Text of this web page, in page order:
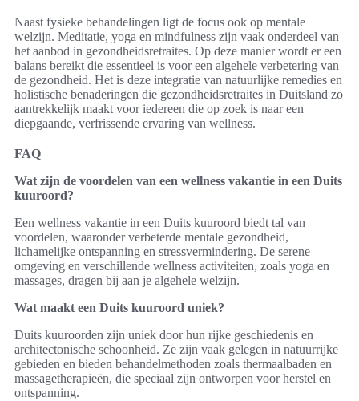
Naast fysieke behandelingen ligt de focus ook op mentale
welzijn. Meditatie, yoga en mindfulness zijn vaak onderdeel van
het aanbod in gezondheidsretraites. Op deze manier wordt er een
balans bereikt die essentieel is voor een algehele verbetering van
de gezondheid. Het is deze integratie van natuurlijke remedies en
holistische benaderingen die gezondheidsretraites in Duitsland zo
aantrekkelijk maakt voor iedereen die op zoek is naar een
diepgaande, verfrissende ervaring van wellness.
FAQ
Wat zijn de voordelen van een wellness vakantie in een Duits
kuuroord?
Een wellness vakantie in een Duits kuuroord biedt tal van
voordelen, waaronder verbeterde mentale gezondheid,
lichamelijke ontspanning en stressvermindering. De serene
omgeving en verschillende wellness activiteiten, zoals yoga en
massages, dragen bij aan je algehele welzijn.
Wat maakt een Duits kuuroord uniek?
Duits kuuroorden zijn uniek door hun rijke geschiedenis en
architectonische schoonheid. Ze zijn vaak gelegen in natuurrijke
gebieden en bieden behandelmethoden zoals thermaalbaden en
massagetherapieën, die speciaal zijn ontworpen voor herstel en
ontspanning.